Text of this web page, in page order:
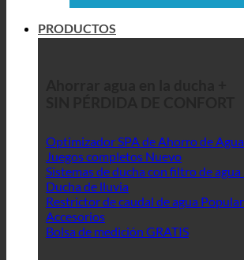
PRODUCTOS
Optimizador SPA de Ahorro de Agua
Juegos completos
Sistemas de ducha con filtro de agua
Ducha de lluvia
Restrictor de caudal de agua
Accesorios
Bolsa de medición GRATIS